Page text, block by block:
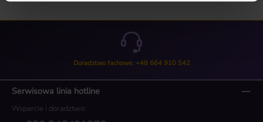
Doradztwo fachowe: +48 664 910 542
Serwisowa linia hotline
Wsparcie i doradztwo: